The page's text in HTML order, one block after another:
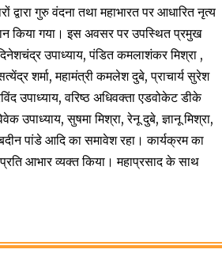
गुरु वंदना तथा महाभारत पर आधारित नृत्य
किया गया। इस अवसर पर उपस्थित प्रमुख
उपाध्याय, पंडित कमलाशंकर मिश्रा ,
शर्मा, महामंत्री कमलेश दुबे, प्राचार्य सुरेश
उपाध्याय, वरिष्ठ अधिवक्ता एडवोकेट डीके
उपाध्याय, सुषमा मिश्रा, रेनू दुबे, ज्ञानू मिश्रा,
पांडे आदि का समावेश रहा। कार्यक्रम का
आभार व्यक्त किया। महाप्रसाद के साथ